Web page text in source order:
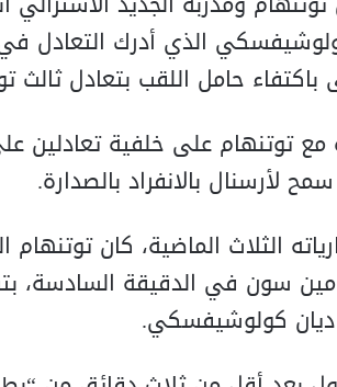
الذي أدرك التعادل في
حامل اللقب بتعادل ثالث
توتنهام على خلفية تعادلين
الثلاث الماضية، كان توتنهام
مين سون في الدقيقة السادسة،
ديان كولوشيفسكي.